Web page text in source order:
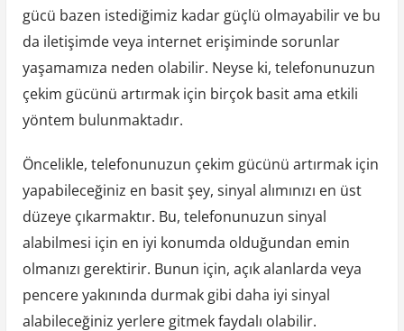
gücü bazen istediğimiz kadar güçlü olmayabilir ve bu
da iletişimde veya internet erişiminde sorunlar
yaşamamıza neden olabilir. Neyse ki, telefonunuzun
çekim gücünü artırmak için birçok basit ama etkili
yöntem bulunmaktadır.
Öncelikle, telefonunuzun çekim gücünü artırmak için
yapabileceğiniz en basit şey, sinyal alımınızı en üst
düzeye çıkarmaktır. Bu, telefonunuzun sinyal
alabilmesi için en iyi konumda olduğundan emin
olmanızı gerektirir. Bunun için, açık alanlarda veya
pencere yakınında durmak gibi daha iyi sinyal
alabileceğiniz yerlere gitmek faydalı olabilir.